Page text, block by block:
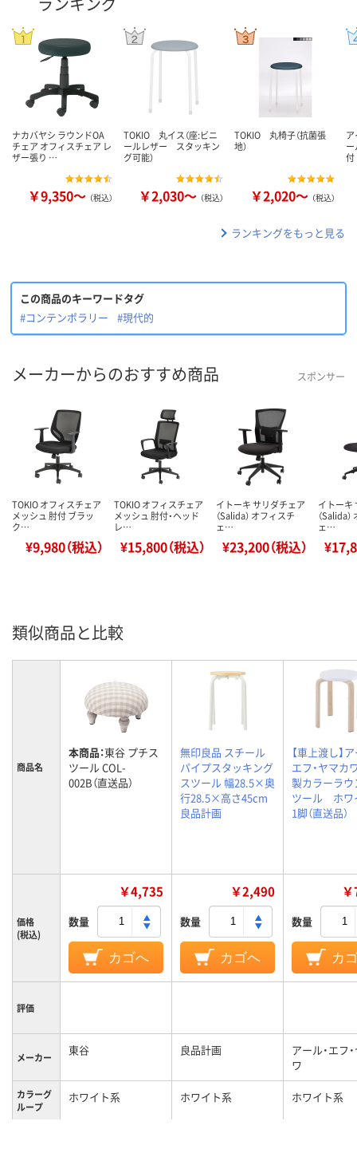
ナカバヤシ ラウンドOA
チェア オフィスチェア レ
ザー張り …
￥9,350～ （税込）
TOKIO 丸イス（座:ビニ
ールレザー スタッキン
グ可能）
￥2,030～ （税込）
TOKIO 丸椅子（抗菌張
地）
￥2,020～ （税込）
ランキングをもっと見る
この商品のキーワードタグ
#コンテンポラリー
#現代的
メーカーからのおすすめ商品 スポンサー
TOKIO オフィスチェア
メッシュ 肘付 ブラッ
ク…
¥9,980（税込）
TOKIO オフィスチェア
メッシュ 肘付・ヘッド
レ…
¥15,800（税込）
イトーキ サリダチェア
（Salida） オフィスチ
ェ…
¥23,200（税込）
イトーキ
（Salida
ェ…
類似商品と比較
商品名
本商品：東谷 プチス
ツール COL-
002B（直送品）
無印良品 スチール
パイプスタッキング
スツール 幅28.5×奥
行28.5×高さ45cm
良品計画
【車上渡し】
エフ・ヤマ
製カラーラウ
ツール ホ
1脚（直送品）
価格
(税込)
￥4,735
数量
カゴへ
￥2,490
数量
カゴへ
数量
カ
評価
メーカー 東谷 良品計画
アール・エフ
ワ
カラーグ
ループ
ホワイト系 ホワイト系 ホワイト系